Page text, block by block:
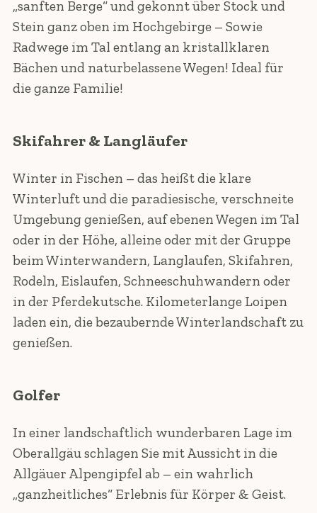
„sanften Berge“ und gekonnt über Stock und
Stein ganz oben im Hochgebirge – Sowie
Radwege im Tal entlang an kristallklaren
Bächen und naturbelassene Wegen! Ideal für
die ganze Familie!
Skifahrer & Langläufer
Winter in Fischen – das heißt die klare
Winterluft und die paradiesische, verschneite
Umgebung genießen, auf ebenen Wegen im Tal
oder in der Höhe, alleine oder mit der Gruppe
beim Winterwandern, Langlaufen, Skifahren,
Rodeln, Eislaufen, Schneeschuhwandern oder
in der Pferdekutsche. Kilometerlange Loipen
laden ein, die bezaubernde Winterlandschaft zu
genießen.
Golfer
In einer landschaftlich wunderbaren Lage im
Oberallgäu schlagen Sie mit Aussicht in die
Allgäuer Alpengipfel ab – ein wahrlich
„ganzheitliches“ Erlebnis für Körper & Geist.